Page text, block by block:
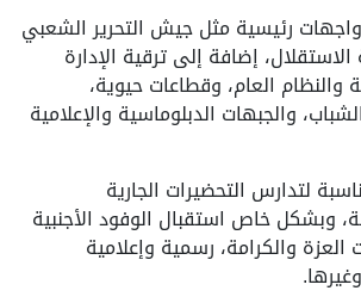
واجهات رئيسية مثل جيش التحرير الشعبي
إضافة إلى ترقية الإدارة
والنظام العام، وقطاعات حيوية،
والجبهات الدبلوماسية والإعلامية
لتدارس التحضيرات الجارية
وبشكل خاص استقبال الوفود الأجنبية
والكرامة، رسمية وإعلامية